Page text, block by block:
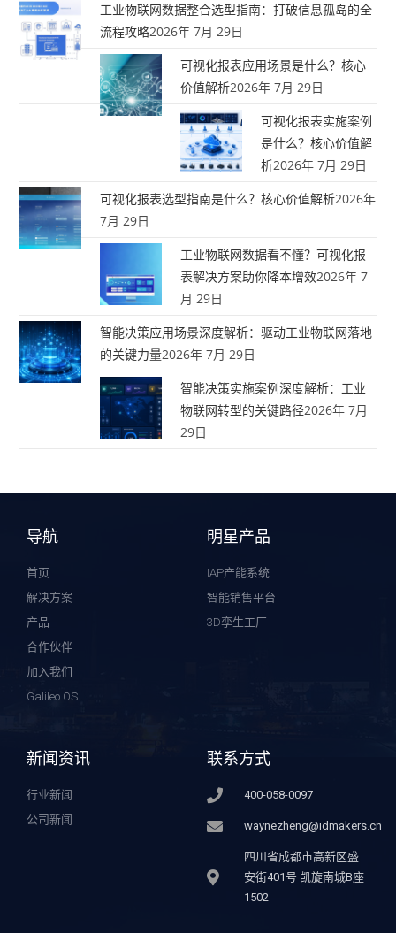
工业物联网数据整合选型指南：打破信息孤岛的全
流程攻略2026年 7月 29日
可视化报表应用场景是什么？核心
价值解析2026年 7月 29日
可视化报表实施案例
是什么？核心价值解
析2026年 7月 29日
可视化报表选型指南是什么？核心价值解析2026年
7月 29日
工业物联网数据看不懂？可视化报
表解决方案助你降本增效2026年 7
月 29日
智能决策应用场景深度解析：驱动工业物联网落地
的关键力量2026年 7月 29日
智能决策实施案例深度解析：工业
物联网转型的关键路径2026年 7月
29日
导航
首页
解决方案
产品
合作伙伴
加入我们
Galileo OS
明星产品
IAP产能系统
智能销售平台
3D孪生工厂
新闻资讯
行业新闻
公司新闻
联系方式
400-058-0097
waynezheng@idmakers.cn
四川省成都市高新区盛
安街401号 凯旋南城B座
1502